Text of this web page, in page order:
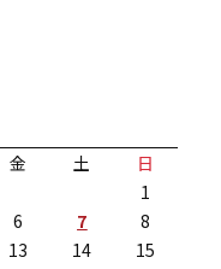
金 土
日
1
6 7
8
13 14
15